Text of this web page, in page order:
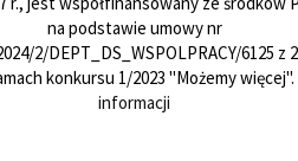
na podstawie umowy nr
2/DEPT_DS_WSPOLPRACY/6125 z
konkursu 1/2023 "Możemy więcej".
informacji